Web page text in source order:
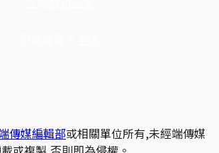
傳媒編輯部或相關單位所有,未經端傳媒